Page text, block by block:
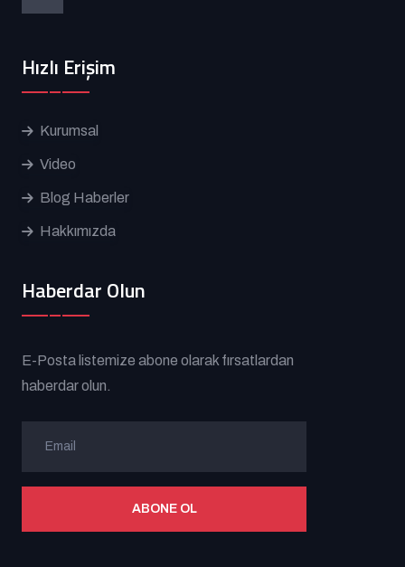
Hızlı Erişim
Kurumsal
Video
Blog Haberler
Hakkımızda
Haberdar Olun
E-Posta listemize abone olarak fırsatlardan
haberdar olun.
ABONE OL